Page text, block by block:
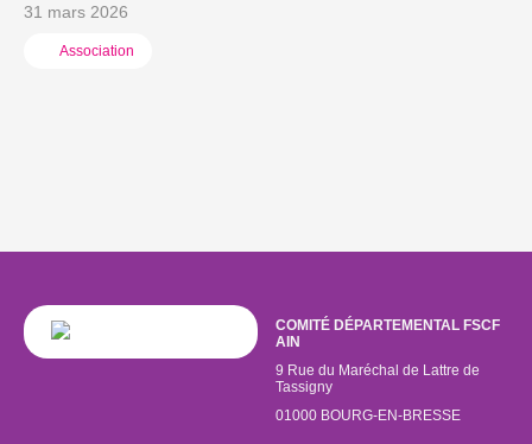
31 mars 2026
Association
COMITÉ DÉPARTEMENTAL FSCF
AIN
9 Rue du Maréchal de Lattre de
Tassigny
01000 BOURG-EN-BRESSE